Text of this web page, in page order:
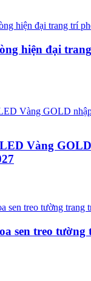
hiện đại
Vàng
sen treo